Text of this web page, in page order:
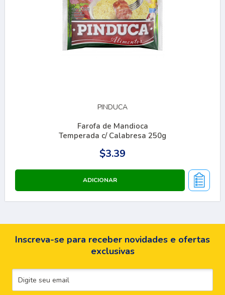
PINDUCA
Farofa de Mandioca
Temperada c/ Calabresa 250g
$3.39
Inscreva-se para receber novidades e ofertas
exclusivas